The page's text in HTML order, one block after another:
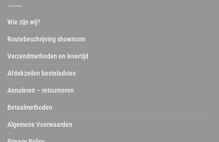
Wie zijn wij?
Routebeschrijving showroom
Verzendmethoden en levertijd
Afdekzeilen besteladvies
Annuleren – retourneren
Betaalmethoden
Algemene Voorwaarden